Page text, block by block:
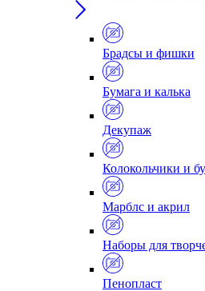
Брадсы и фишки
Бумага и калька
Декупаж
Колокольчики и
Марблс и акрил
Наборы для
Пенопласт